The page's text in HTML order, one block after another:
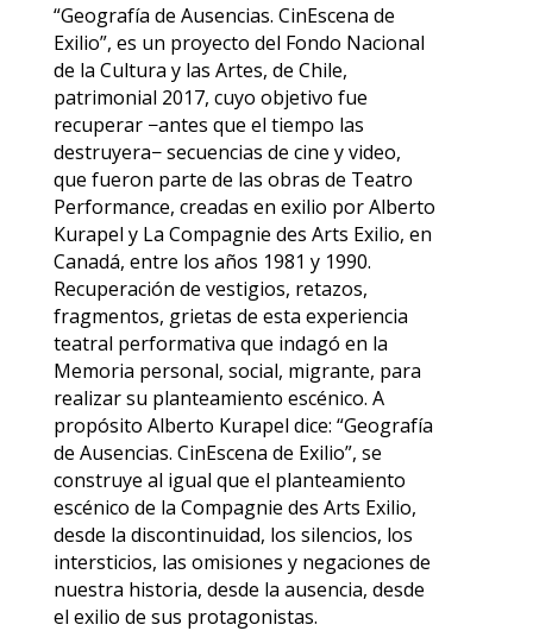
“Geografía de Ausencias. CinEscena de
Exilio”, es un proyecto del Fondo Nacional
de la Cultura y las Artes, de Chile,
patrimonial 2017, cuyo objetivo fue
recuperar −antes que el tiempo las
destruyera− secuencias de cine y video,
que fueron parte de las obras de Teatro
Performance, creadas en exilio por Alberto
Kurapel y La Compagnie des Arts Exilio, en
Canadá, entre los años 1981 y 1990.
Recuperación de vestigios, retazos,
fragmentos, grietas de esta experiencia
teatral performativa que indagó en la
Memoria personal, social, migrante, para
realizar su planteamiento escénico. A
propósito Alberto Kurapel dice: “Geografía
de Ausencias. CinEscena de Exilio”, se
construye al igual que el planteamiento
escénico de la Compagnie des Arts Exilio,
desde la discontinuidad, los silencios, los
intersticios, las omisiones y negaciones de
nuestra historia, desde la ausencia, desde
el exilio de sus protagonistas.